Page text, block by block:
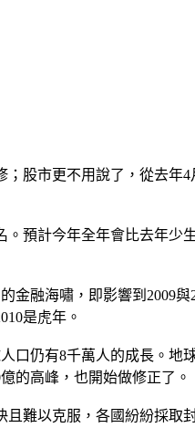
；股市更不用說了，從去年
預計今年全年會比去年少
金融海嘯，即影響到2009
是虎年。
口仍有8千萬人的成長。地
的高峰，也開始做修正了。
難以克服，各國紛紛採取